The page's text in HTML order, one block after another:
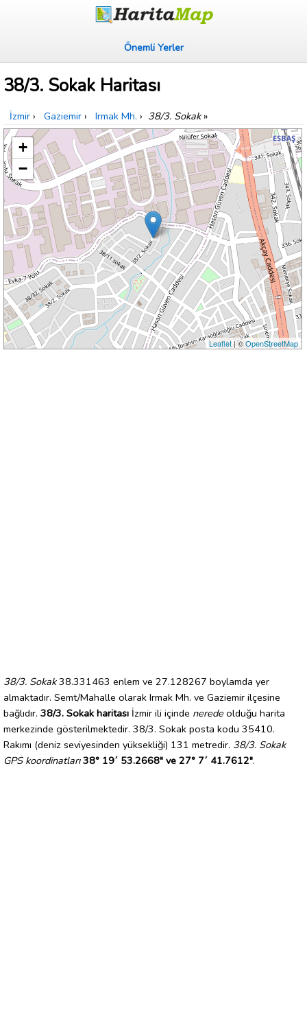
Önemli Yerler
38/3. Sokak Haritası
İzmir › Gaziemir › Irmak Mh. › 38/3. Sokak»
+
−
Leaflet| ©OpenStreetMap
38/3. Sokak38.331463 enlem ve 27.128267 boylamda yer
almaktadır. Semt/Mahalle olarak Irmak Mh. ve Gaziemir ilçesine
bağlıdır. 38/3. Sokak haritası İzmir ili içinde nerede olduğu harita
merkezinde gösterilmektedir. 38/3. Sokak posta kodu 35410.
Rakımı (deniz seviyesinden yüksekliği) 131 metredir. 38/3. Sokak
GPS koordinatları 38° 19´ 53.2668" ve 27° 7´ 41.7612".